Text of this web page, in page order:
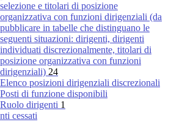
selezione e titolari di posizione
organizzativa con funzioni dirigenziali (da
pubblicare in tabelle che distinguano le
seguenti situazioni: dirigenti, dirigenti
individuati discrezionalmente, titolari di
posizione organizzativa con funzioni
dirigenziali) 24
Elenco posizioni dirigenziali discrezionali
Posti di funzione disponibili
Ruolo dirigenti 1
cessati